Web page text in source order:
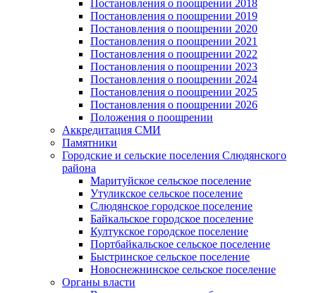
Постановления о поощрении 2018
Постановления о поощрении 2019
Постановления о поощрении 2020
Постановления о поощрении 2021
Постановления о поощрении 2022
Постановления о поощрении 2023
Постановления о поощрении 2024
Постановления о поощрении 2025
Постановления о поощрении 2026
Положения о поощрении
Аккредитация СМИ
Памятники
Городские и сельские поселения Слюдянского
района
Маритуйское сельское поселение
Утуликское сельское поселение
Слюдянское городское поселение
Байкальское городское поселение
Култукское городское поселение
Портбайкальское сельское поселение
Быстринское сельское поселение
Новоснежнинское сельское поселение
Органы власти